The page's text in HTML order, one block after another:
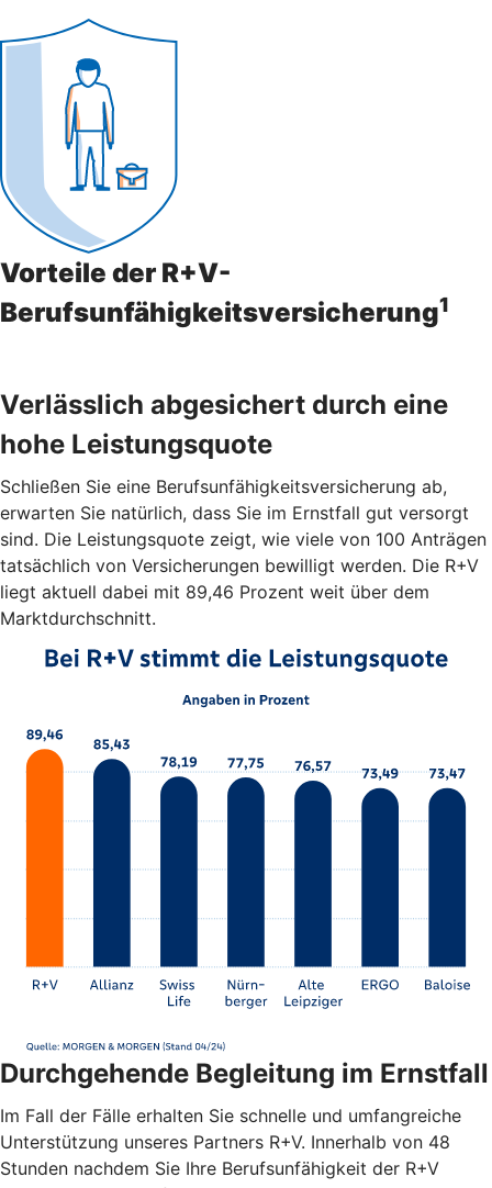
Vorteile der R+V-
Berufsunfähigkeitsversicherung1
Verlässlich abgesichert durch eine
hohe Leistungsquote
Schließen Sie eine Berufsunfähigkeitsversicherung ab,
erwarten Sie natürlich, dass Sie im Ernstfall gut versorgt
sind. Die Leistungsquote zeigt, wie viele von 100 Anträgen
tatsächlich von Versicherungen bewilligt werden. Die R+V
liegt aktuell dabei mit 89,46 Prozent weit über dem
Marktdurchschnitt.
Durchgehende Begleitung im Ernstfall
Im Fall der Fälle erhalten Sie schnelle und umfangreiche
Unterstützung unseres Partners R+V. Innerhalb von 48
Stunden nachdem Sie Ihre Berufsunfähigkeit der R+V